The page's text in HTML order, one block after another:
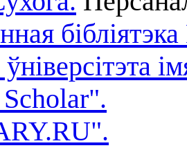
ўніверсітэта